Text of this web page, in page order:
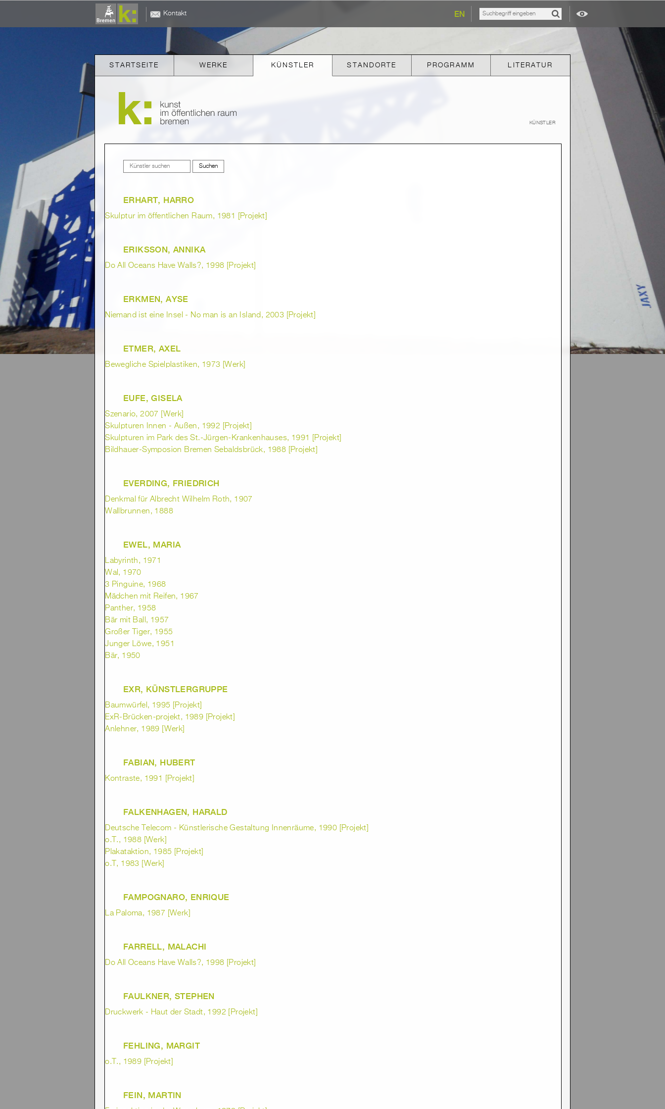
Kontakt EN
STARTSEITE WERKE KÜNSTLER STANDORTE PROGRAMM LITERATUR
KÜNSTLER
ERHART, HARRO
Skulptur im öffentlichen Raum, 1981 [Projekt]
ERIKSSON, ANNIKA
Do All Oceans Have Walls?, 1998 [Projekt]
ERKMEN, AYSE
Niemand ist eine Insel - No man is an Island, 2003 [Projekt]
ETMER, AXEL
Bewegliche Spielplastiken, 1973 [Werk]
EUFE, GISELA
Szenario, 2007 [Werk]
Skulpturen Innen - Außen, 1992 [Projekt]
Skulpturen im Park des St.-Jürgen-Krankenhauses, 1991 [Projekt]
Bildhauer-Symposion Bremen Sebaldsbrück, 1988 [Projekt]
EVERDING, FRIEDRICH
Denkmal für Albrecht Wilhelm Roth, 1907
Wallbrunnen, 1888
EWEL, MARIA
Labyrinth, 1971
Wal, 1970
3 Pinguine, 1968
Mädchen mit Reifen, 1967
Panther, 1958
Bär mit Ball, 1957
Großer Tiger, 1955
Junger Löwe, 1951
Bär, 1950
EXR, KÜNSTLERGRUPPE
Baumwürfel, 1995 [Projekt]
ExR-Brücken-projekt, 1989 [Projekt]
Anlehner, 1989 [Werk]
FABIAN, HUBERT
Kontraste, 1991 [Projekt]
FALKENHAGEN, HARALD
Deutsche Telecom - Künstlerische Gestaltung Innenräume, 1990 [Projekt]
o.T., 1988 [Werk]
Plakataktion, 1985 [Projekt]
o.T, 1983 [Werk]
FAMPOGNARO, ENRIQUE
La Paloma, 1987 [Werk]
FARRELL, MALACHI
Do All Oceans Have Walls?, 1998 [Projekt]
FAULKNER, STEPHEN
Druckwerk - Haut der Stadt, 1992 [Projekt]
FEHLING, MARGIT
o.T., 1989 [Projekt]
FEIN, MARTIN